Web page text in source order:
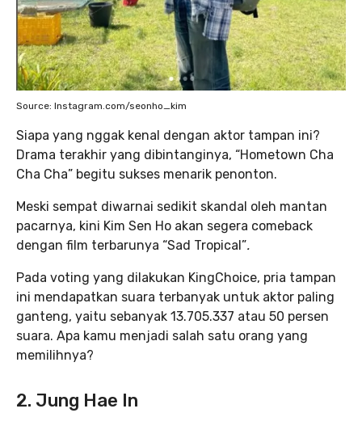
Source: Instagram.com/seonho_kim
Siapa yang nggak kenal dengan aktor tampan ini?
Drama terakhir yang dibintanginya, “Hometown Cha
Cha Cha” begitu sukses menarik penonton.
Meski sempat diwarnai sedikit skandal oleh mantan
pacarnya, kini Kim Sen Ho akan segera comeback
dengan film terbarunya “Sad Tropical”.
Pada voting yang dilakukan KingChoice, pria tampan
ini mendapatkan suara terbanyak untuk aktor paling
ganteng, yaitu sebanyak 13.705.337 atau 50 persen
suara. Apa kamu menjadi salah satu orang yang
memilihnya?
2. Jung Hae In